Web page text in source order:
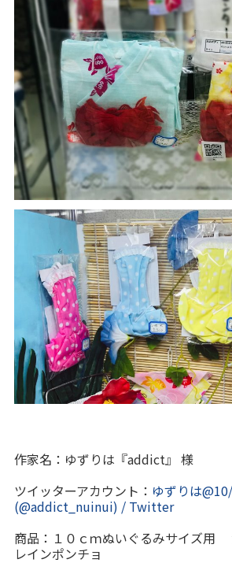
作家名：ゆずりは『addict』 様
ツイッターアカウント： ゆずりは
(@addict_nuinui) / Twitter
商品：１０ｃｍぬいぐるみサイズ用
レインポンチョ